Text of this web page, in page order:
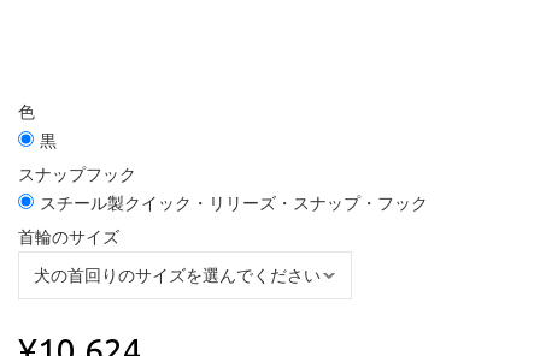
色
黒
スナップフック
スチール製クイック・リリーズ・スナップ・フック
首輪のサイズ